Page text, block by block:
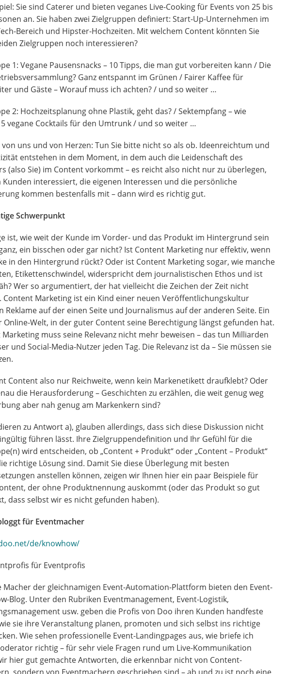
Sie sind Caterer und bieten veganes Live-Cooking für Events von 25 bis
an. Sie haben zwei Zielgruppen definiert: Start-Up-Unternehmen im
Bereich und Hipster-Hochzeiten. Mit welchem Content könnten Sie
Zielgruppen noch interessieren?
1: Vegane Pausensnacks – 10 Tipps, die man gut vorbereiten kann / Die
Ganz entspannt im Grünen / Fairer Kaffee für
und Gäste – Worauf muss ich achten? / und so weiter …
2: Hochzeitsplanung ohne Plastik, geht das? / Sektempfang – wie
vegane Cocktails für den Umtrunk / und so weiter …
von uns und von Herzen: Tun Sie bitte nicht so als ob. Ideenreichtum und
entstehen in dem Moment, in dem auch die Leidenschaft des
(also Sie) im Content vorkommt – es reicht also nicht nur zu überlegen,
Kunden interessiert, die eigenen Interessen und die persönliche
kommen bestenfalls mit – dann wird es richtig gut.
Schwerpunkt
ist, wie weit der Kunde im Vorder- und das Produkt im Hintergrund sein
ein bisschen oder gar nicht? Ist Content Marketing nur effektiv, wenn
in den Hintergrund rückt? Oder ist Content Marketing sogar, wie manche
Etikettenschwindel, widerspricht dem journalistischen Ethos und ist
Wer so argumentiert, der hat vielleicht die Zeichen der Zeit nicht
Content Marketing ist ein Kind einer neuen Veröffentlichungskultur
Reklame auf der einen Seite und Journalismus auf der anderen Seite. Ein
Online-Welt, in der guter Content seine Berechtigung längst gefunden hat.
muss seine Relevanz nicht mehr beweisen – das tun Milliarden
und Social-Media-Nutzer jeden Tag. Die Relevanz ist da – Sie müssen sie
Content also nur Reichweite, wenn kein Markenetikett draufklebt? Oder
die Herausforderung – Geschichten zu erzählen, die weit genug weg
aber nah genug am Markenkern sind?
zu Antwort a), glauben allerdings, dass sich diese Diskussion nicht
führen lässt. Ihre Zielgruppendefinition und Ihr Gefühl für die
wird entscheiden, ob „Content + Produkt“ oder „Content – Produkt“
richtige Lösung sind. Damit Sie diese Überlegung mit besten
anstellen können, zeigen wir Ihnen hier ein paar Beispiele für
der ohne Produktnennung auskommt (oder das Produkt so gut
dass selbst wir es nicht gefunden haben).
für Eventmacher
de/knowhow/
für Eventprofis
Macher der gleichnamigen Event-Automation-Plattform bieten den Event-
Blog. Unter den Rubriken Eventmanagement, Event-Logistik,
usw. geben die Profis von Doo ihren Kunden handfeste
sie ihre Veranstaltung planen, promoten und sich selbst ins richtige
Wie sehen professionelle Event-Landingpages aus, wie briefe ich
richtig – für sehr viele Fragen rund um Live-Kommunikation
hier gut gemachte Antworten, die erkennbar nicht von Content-